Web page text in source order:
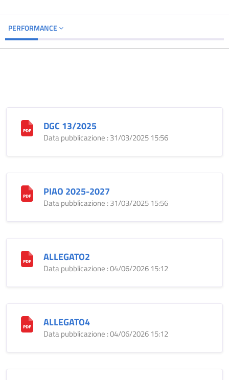
PERFORMANCE
DGC 13/2025
Data pubblicazione : 31/03/2025 15:56
PIAO 2025-2027
Data pubblicazione : 31/03/2025 15:56
ALLEGATO2
Data pubblicazione : 04/06/2026 15:12
ALLEGATO4
Data pubblicazione : 04/06/2026 15:12